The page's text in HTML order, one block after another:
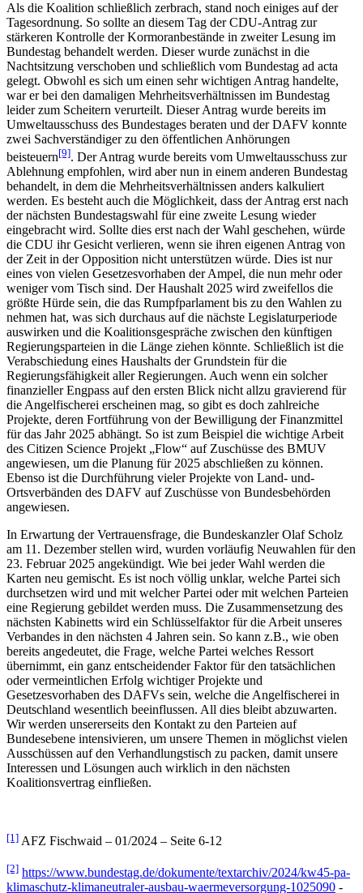
Als die Koalition schließlich zerbrach, stand noch einiges auf der
Tagesordnung. So sollte an diesem Tag der CDU-Antrag zur
stärkeren Kontrolle der Kormoranbestände in zweiter Lesung im
Bundestag behandelt werden. Dieser wurde zunächst in die
Nachtsitzung verschoben und schließlich vom Bundestag ad acta
gelegt. Obwohl es sich um einen sehr wichtigen Antrag handelte,
war er bei den damaligen Mehrheitsverhältnissen im Bundestag
leider zum Scheitern verurteilt. Dieser Antrag wurde bereits im
Umweltausschuss des Bundestages beraten und der DAFV konnte
zwei Sachverständiger zu den öffentlichen Anhörungen
beisteuern[9]. Der Antrag wurde bereits vom Umweltausschuss zur
Ablehnung empfohlen, wird aber nun in einem anderen Bundestag
behandelt, in dem die Mehrheitsverhältnissen anders kalkuliert
werden. Es besteht auch die Möglichkeit, dass der Antrag erst nach
der nächsten Bundestagswahl für eine zweite Lesung wieder
eingebracht wird. Sollte dies erst nach der Wahl geschehen, würde
die CDU ihr Gesicht verlieren, wenn sie ihren eigenen Antrag von
der Zeit in der Opposition nicht unterstützen würde. Dies ist nur
eines von vielen Gesetzesvorhaben der Ampel, die nun mehr oder
weniger vom Tisch sind. Der Haushalt 2025 wird zweifellos die
größte Hürde sein, die das Rumpfparlament bis zu den Wahlen zu
nehmen hat, was sich durchaus auf die nächste Legislaturperiode
auswirken und die Koalitionsgespräche zwischen den künftigen
Regierungsparteien in die Länge ziehen könnte. Schließlich ist die
Verabschiedung eines Haushalts der Grundstein für die
Regierungsfähigkeit aller Regierungen. Auch wenn ein solcher
finanzieller Engpass auf den ersten Blick nicht allzu gravierend für
die Angelfischerei erscheinen mag, so gibt es doch zahlreiche
Projekte, deren Fortführung von der Bewilligung der Finanzmittel
für das Jahr 2025 abhängt. So ist zum Beispiel die wichtige Arbeit
des Citizen Science Projekt „Flow“ auf Zuschüsse des BMUV
angewiesen, um die Planung für 2025 abschließen zu können.
Ebenso ist die Durchführung vieler Projekte von Land- und-
Ortsverbänden des DAFV auf Zuschüsse von Bundesbehörden
angewiesen.
In Erwartung der Vertrauensfrage, die Bundeskanzler Olaf Scholz
am 11. Dezember stellen wird, wurden vorläufig Neuwahlen für den
23. Februar 2025 angekündigt. Wie bei jeder Wahl werden die
Karten neu gemischt. Es ist noch völlig unklar, welche Partei sich
durchsetzen wird und mit welcher Partei oder mit welchen Parteien
eine Regierung gebildet werden muss. Die Zusammensetzung des
nächsten Kabinetts wird ein Schlüsselfaktor für die Arbeit unseres
Verbandes in den nächsten 4 Jahren sein. So kann z.B., wie oben
bereits angedeutet, die Frage, welche Partei welches Ressort
übernimmt, ein ganz entscheidender Faktor für den tatsächlichen
oder vermeintlichen Erfolg wichtiger Projekte und
Gesetzesvorhaben des DAFVs sein, welche die Angelfischerei in
Deutschland wesentlich beeinflussen. All dies bleibt abzuwarten.
Wir werden unsererseits den Kontakt zu den Parteien auf
Bundesebene intensivieren, um unsere Themen in möglichst vielen
Ausschüssen auf den Verhandlungstisch zu packen, damit unsere
Interessen und Lösungen auch wirklich in den nächsten
Koalitionsvertrag einfließen.
[1] AFZ Fischwaid – 01/2024 – Seite 6-12
[2] https://www.bundestag.de/dokumente/textarchiv/2024/kw45-pa-
klimaschutz-klimaneutraler-ausbau-waermeversorgung-1025090 -